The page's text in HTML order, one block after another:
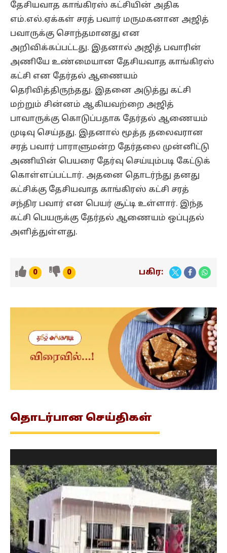
தேசியவாத காங்கிரஸ் கட்சியின் அதிக
எம்.எல்.ஏக்கள் சரத் பவார் மருமகனான அஜித்
பவாருக்கு சொந்தமானது என
அறிவிக்கப்பட்டது. இதனால் அஜித் பவாரின்
அணியே உண்மையான தேசியவாத காங்கிரஸ்
கட்சி என தேர்தல் ஆணையம்
தெரிவித்திருந்தது. இதனை அடுத்து கட்சி
மற்றும் சின்னம் ஆகியவற்றை அஜித்
பாவாருக்கு கொடுப்பதாக தேர்தல் ஆணையம்
முடிவு செய்தது. இதனால் மூத்த தலைவரான
சரத் பவார் பாராளுமன்ற தேர்தலை முன்னிட்டு
அணியின் பெயரை தேர்வு செய்யும்படி கேட்டுக்
கொள்ளப்பட்டார். அதனை தொடர்ந்து தனது
கட்சிக்கு தேசியவாத காங்கிரஸ் கட்சி சரத்
சந்திர பவார் என பெயர் சூட்டி உள்ளார். இந்த
கட்சி பெயருக்கு தேர்தல் ஆணையம் ஒப்புதல்
அளித்துள்ளது.
0 0 பகிர:
தொடர்பான செய்திகள்